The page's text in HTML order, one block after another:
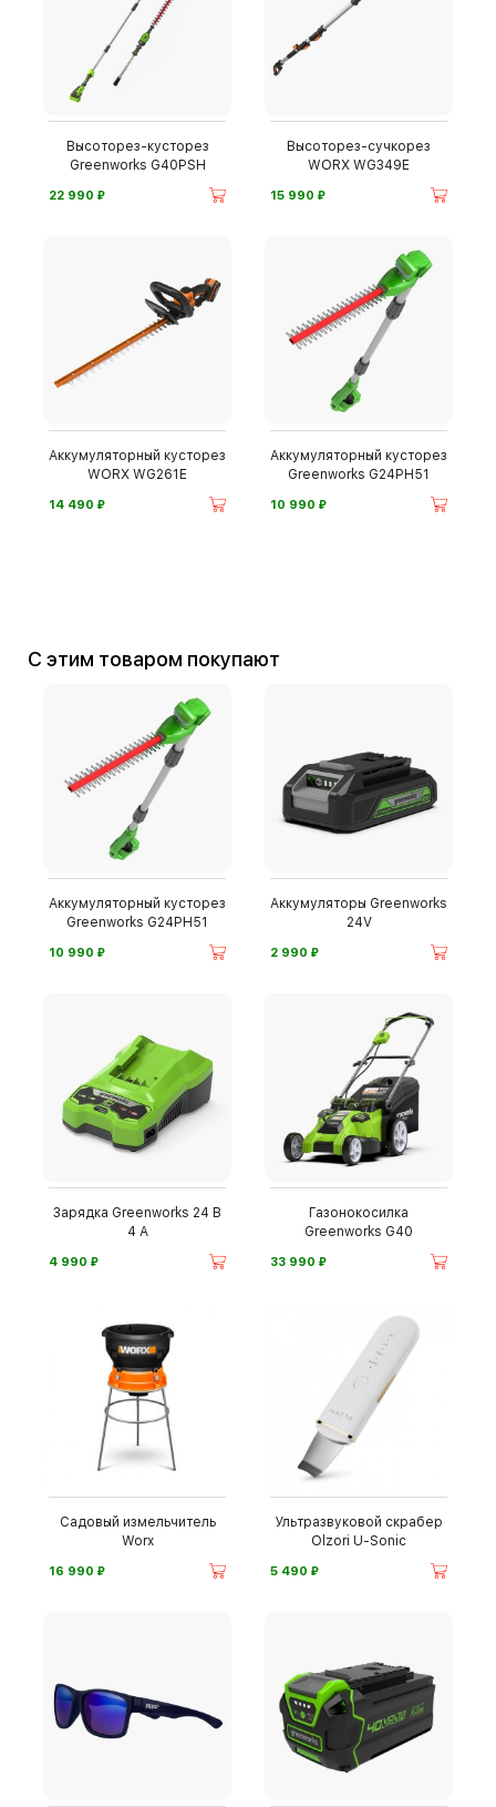
Высоторез-кусторез
Greenworks G40PSH
22 990 ⃏
Высоторез-сучкорез
WORX WG349E
15 990 ⃏
Аккумуляторный кусторез
WORX WG261E
14 490 ⃏
Аккумуляторный кусторез
Greenworks G24PH51
10 990 ⃏
С этим товаром покупают
Аккумуляторный кусторез
Greenworks G24PH51
10 990 ⃏
Аккумуляторы Greenworks
24V
2 990 ⃏
Зарядка Greenworks 24 В
4 А
4 990 ⃏
Газонокосилка
Greenworks G40
33 990 ⃏
Садовый измельчитель
Worx
16 990 ⃏
Ультразвуковой скрабер
Olzori U-Sonic
5 490 ⃏